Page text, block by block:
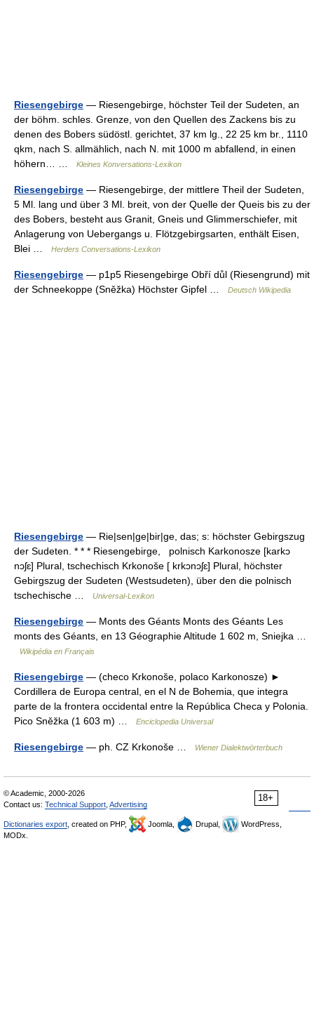
Riesengebirge — Riesengebirge, höchster Teil der Sudeten, an
der böhm. schles. Grenze, von den Quellen des Zackens bis zu
denen des Bobers südöstl. gerichtet, 37 km lg., 22 25 km br., 1110
qkm, nach S. allmählich, nach N. mit 1000 m abfallend, in einen
höhern… …
Kleines Konversations-Lexikon
Riesengebirge — Riesengebirge, der mittlere Theil der Sudeten,
5 Ml. lang und über 3 Ml. breit, von der Quelle der Queis bis zu der
des Bobers, besteht aus Granit, Gneis und Glimmerschiefer, mit
Anlagerung von Uebergangs u. Flötzgebirgsarten, enthält Eisen,
Blei …
Herders Conversations-Lexikon
Riesengebirge — p1p5 Riesengebirge Obří důl (Riesengrund) mit
der Schneekoppe (Sněžka) Höchster Gipfel …
Deutsch Wikipedia
Riesengebirge — Rie|sen|ge|bir|ge, das; s: höchster Gebirgszug
der Sudeten. * * * Riesengebirge, polnisch Karkonosze [karkɔ
nɔʃɛ] Plural, tschechisch Krkonoše [ krkɔnɔʃɛ] Plural, höchster
Gebirgszug der Sudeten (Westsudeten), über den die polnisch
tschechische …
Universal-Lexikon
Riesengebirge — Monts des Géants Monts des Géants Les
monts des Géants, en 13 Géographie Altitude 1 602 m, Sniejka …
Wikipédia en Français
Riesengebirge — (checo Krkonoše, polaco Karkonosze) ►
Cordillera de Europa central, en el N de Bohemia, que integra
parte de la frontera occidental entre la República Checa y Polonia.
Pico Sněžka (1 603 m) …
Enciclopedia Universal
Riesengebirge — ph. CZ Krkonoše … Wiener Dialektwörterbuch
18+
© Academic, 2000-2026
Contact us: Technical Support Advertising
Dictionaries export , created on PHP, Joomla, Drupal,
WordPress,
MODx.